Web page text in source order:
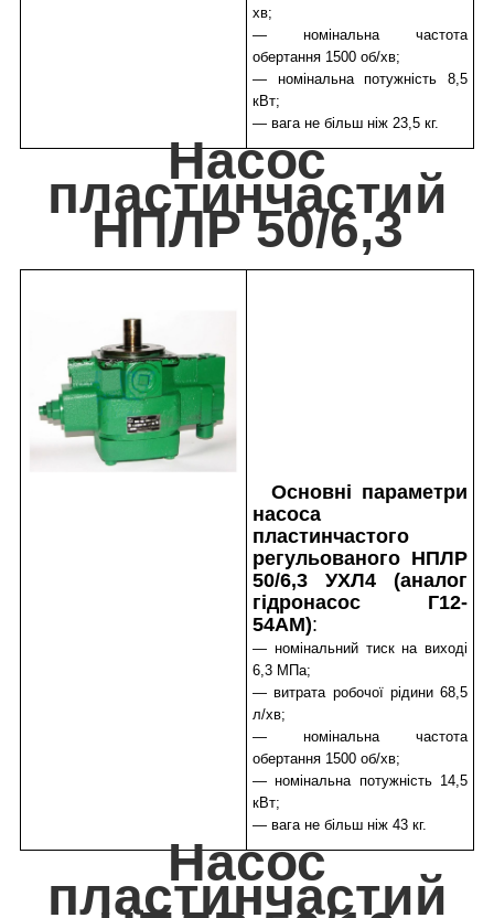
хв;
— номінальна частота
обертання 1500 об/хв;
— номінальна потужність 8,5
кВт;
— вага не більш ніж 23,5 кг.
Насос
пластинчастий
НПЛР 50/6,3
Основні параметри
насоса
пластинчастого
регульованого НПЛР
50/6,3 УХЛ4 (аналог
гідронасос Г12-
54АМ):
— номінальний тиск на виході
6,3 МПа;
— витрата робочої рідини 68,5
л/хв;
— номінальна частота
обертання 1500 об/хв;
— номінальна потужність 14,5
кВт;
— вага не більш ніж 43 кг.
Насос
пластинчастий